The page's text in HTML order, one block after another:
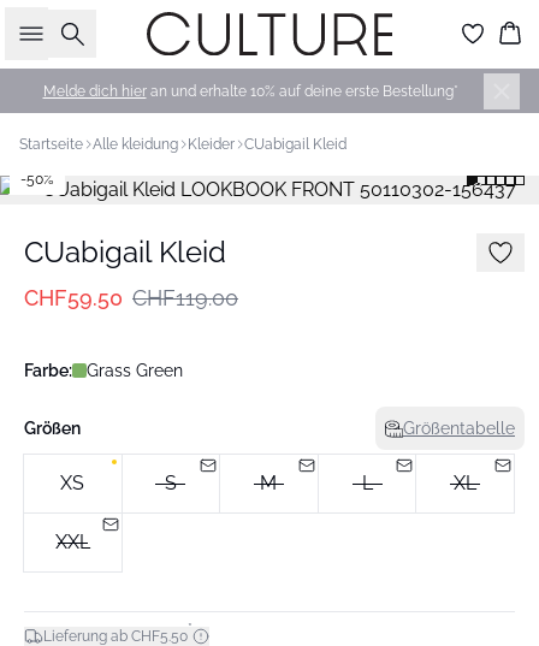
Suche
Melde dich hieran und erhalte 10% auf deine erste Bestellung*
Startseite Alle kleidung Kleider CUabigail Kleid
-50%
CUabigail Kleid
CHF59.50 CHF119.00
Farbe: Grass Green
Größen Größentabelle
XS S M L XL
XXL
Lieferung ab CHF5.50*